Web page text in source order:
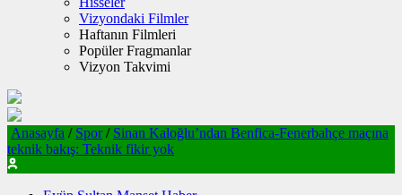
Vizyondaki Filmler
Haftanın Filmleri
Popüler Fragmanlar
Vizyon Takvimi
Anasayfa / Spor / Sinan Kaloğlu’ndan Benfica-Fenerbahçe maçına
teknik bakış: Teknik fikir yok